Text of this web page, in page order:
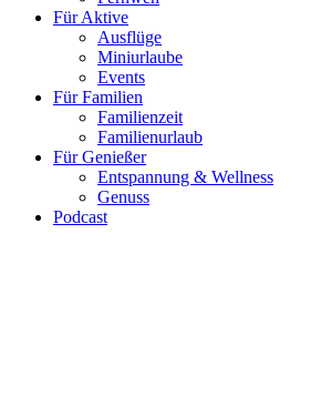
Für Aktive
Ausflüge
Miniurlaube
Events
Für Familien
Familienzeit
Familienurlaub
Für Genießer
Entspannung & Wellness
Genuss
Podcast